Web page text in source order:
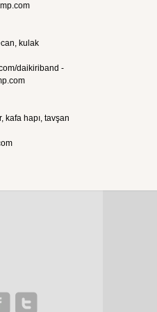
kulak
daikiriband -
kafa hapı, tavşan